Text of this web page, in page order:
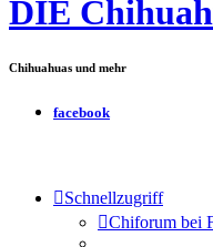
DIE
Chihuahuas und mehr
facebook
Schnellzugriff
Chiforum bei